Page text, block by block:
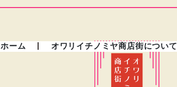
ホーム オワリイチノミヤ商店街について